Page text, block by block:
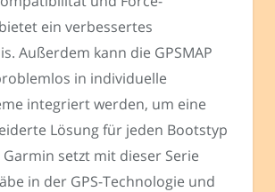
ein verbessertes
Außerdem kann die GPSMAP
in individuelle
integriert werden, um eine
Lösung für jeden Bootstyp
setzt mit dieser Serie
in der GPS-Technologie und